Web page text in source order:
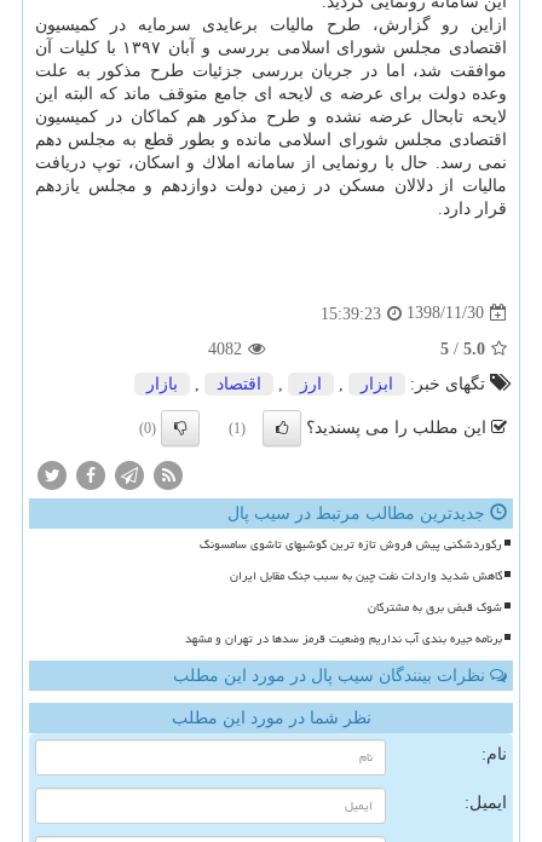
ازاین رو گزارش، طرح مالیات برعایدی سرمایه در كمیسیون
اقتصادی مجلس شورای اسلامی بررسی و آبان ۱۳۹۷ با كلیات آن
موافقت شد، اما در جریان بررسی جزئیات طرح مذكور به علت
وعده دولت برای عرضه ی لایحه ای جامع متوقف ماند كه البته این
لایحه تابحال عرضه نشده و طرح مذكور هم كماكان در كمیسیون
اقتصادی مجلس شورای اسلامی مانده و بطور قطع به مجلس دهم
نمی رسد. حال با رونمایی از سامانه املاك و اسكان، توپ دریافت
مالیات از دلالان مسكن در زمین دولت دوازدهم و مجلس یازدهم
قرار دارد.
1398/11/30
15:39:23
5.0
/
5
4082
تگهای خبر:
ابزار ارز اقتصاد بازار
این مطلب را می پسندید؟ (1)
(0)
جدیدترین مطالب مرتبط در سیب پال
رکوردشکنی پیش فروش تازه ترین گوشیهای تاشوی سامسونگ
کاهش شدید واردات نفت چین به سبب جنگ مقابل ایران
شوک قبض برق به مشترکان
برنامه جیره بندی آب نداریم وضعیت قرمز سدها در تهران و مشهد
نظرات بینندگان سیب پال در مورد این مطلب
نظر شما در مورد این مطلب
نام:
ایمیل: